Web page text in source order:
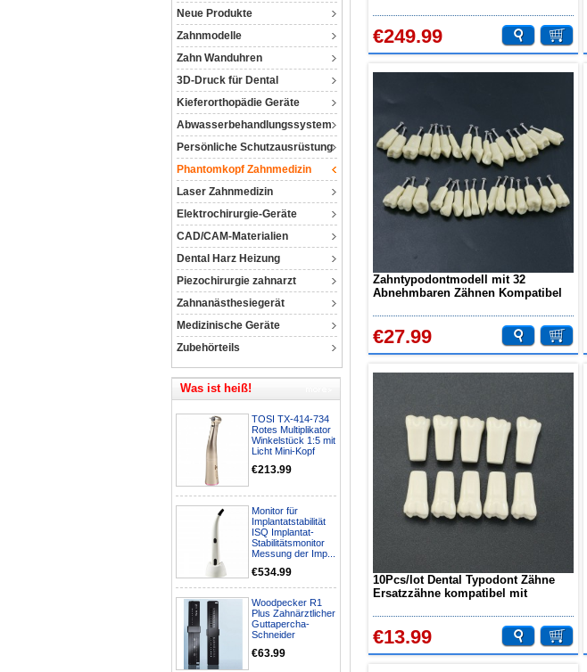
Neue Produkte
Zahnmodelle
Zahn Wanduhren
3D-Druck für Dental
Kieferorthopädie Geräte
Abwasserbehandlungssystem
Persönliche Schutzausrüstung
Phantomkopf Zahnmedizin
Laser Zahnmedizin
Elektrochirurgie-Geräte
CAD/CAM-Materialien
Dental Harz Heizung
Piezochirurgie zahnarzt
Zahnanästhesiegerät
Medizinische Geräte
Zubehörteils
Was ist heiß!
TOSI TX-414-734
Rotes Multiplikator
Winkelstück 1:5 mit
Licht Mini-Kopf
€213.99
Monitor für
Implantatstabilität
ISQ Implantat-
Stabilitätsmonitor
Messung der Imp...
€534.99
Woodpecker R1
Plus Zahnärztlicher
Guttapercha-
Schneider
€63.99
Nationalfeiertagsangebot
Aufbereitung rotierender
Instrumente
Welche Zahnbleaching-
Methoden gibt es?
Kompatibel mit Nissin Kilgore
€249.99
Zahntypodontmodell mit 32
Abnehmbaren Zähnen Kompatibel
€27.99
10Pcs/lot Dental Typodont Zähne
Ersatzzähne kompatibel mit
€13.99